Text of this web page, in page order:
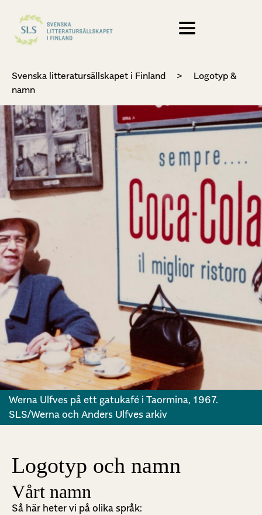
Svenska litteratursällskapet i Finland >
Logotyp &
namn
Werna Ulfves på ett gatukafé i Taormina, 1967.
SLS/Werna och Anders Ulfves arkiv
Logotyp och namn
Vårt namn
Så här heter vi på olika språk: